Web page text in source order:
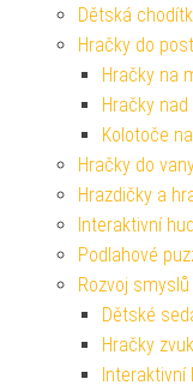
Dětská
Hračky do
Hračky na
Hračky
Kolotoče
Hračky do
Hrazdičky a
Interaktivní
Podlahové
Rozvoj
Dětské
Hračky
Interaktivní